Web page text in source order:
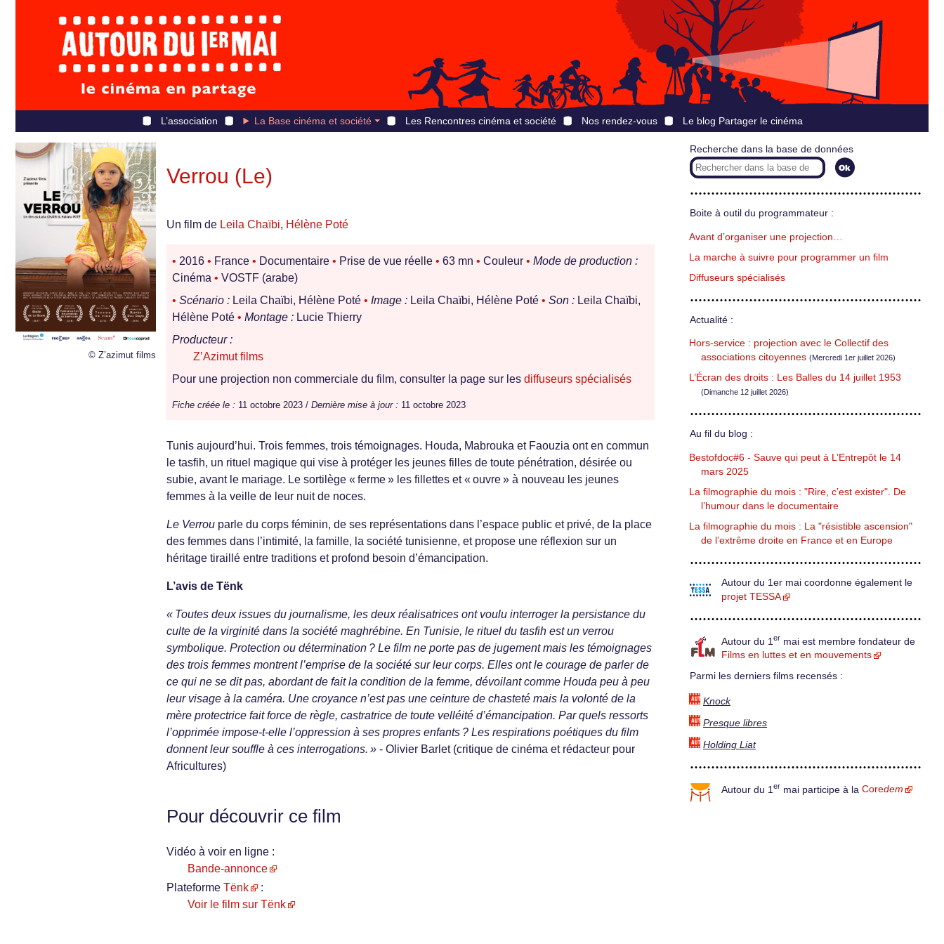
L’association La Base cinéma et société Les Rencontres cinéma et société Nos rendez-vous Le blog Partager le cinéma
© Z’azimut films
Verrou (Le)
Un film de Leila Chaïbi, Hélène Poté
• 2016 • France • Documentaire • Prise de vue réelle • 63 mn • Couleur • Mode de production :
Cinéma • VOSTF (arabe)
• Scénario : Leila Chaïbi, Hélène Poté • Image : Leila Chaïbi, Hélène Poté • Son : Leila Chaïbi,
Hélène Poté • Montage : Lucie Thierry
Producteur :
Z’Azimut films
Pour une projection non commerciale du film, consulter la page sur les diffuseurs spécialisés
Fiche créée le : 11 octobre 2023 / Dernière mise à jour : 11 octobre 2023
Tunis aujourd’hui. Trois femmes, trois témoignages. Houda, Mabrouka et Faouzia ont en commun
le tasfih, un rituel magique qui vise à protéger les jeunes filles de toute pénétration, désirée ou
subie, avant le mariage. Le sortilège « ferme » les fillettes et « ouvre » à nouveau les jeunes
femmes à la veille de leur nuit de noces.
Le Verrou parle du corps féminin, de ses représentations dans l’espace public et privé, de la place
des femmes dans l’intimité, la famille, la société tunisienne, et propose une réflexion sur un
héritage tiraillé entre traditions et profond besoin d’émancipation.
L’avis de Tënk
« Toutes deux issues du journalisme, les deux réalisatrices ont voulu interroger la persistance du
culte de la virginité dans la société maghrébine. En Tunisie, le rituel du tasfih est un verrou
symbolique. Protection ou détermination ? Le film ne porte pas de jugement mais les témoignages
des trois femmes montrent l’emprise de la société sur leur corps. Elles ont le courage de parler de
ce qui ne se dit pas, abordant de fait la condition de la femme, dévoilant comme Houda peu à peu
leur visage à la caméra. Une croyance n’est pas une ceinture de chasteté mais la volonté de la
mère protectrice fait force de règle, castratrice de toute velléité d’émancipation. Par quels ressorts
l’opprimée impose-t-elle l’oppression à ses propres enfants ? Les respirations poétiques du film
donnent leur souffle à ces interrogations. » - Olivier Barlet (critique de cinéma et rédacteur pour
Africultures)
Pour découvrir ce film
Vidéo à voir en ligne :
Bande-annonce
Plateforme Tënk
:
Voir le film sur Tënk
Recherche dans la base de données
Boite à outil du programmateur :
Avant d’organiser une projection…
La marche à suivre pour programmer un film
Diffuseurs spécialisés
Actualité :
Hors-service : projection avec le Collectif des
associations citoyennes (Mercredi 1er juillet 2026)
L’Écran des droits : Les Balles du 14 juillet 1953
(Dimanche 12 juillet 2026)
Au fil du blog :
Bestofdoc#6 - Sauve qui peut à L’Entrepôt le 14
mars 2025
La filmographie du mois : "Rire, c’est exister". De
l’humour dans le documentaire
La filmographie du mois : La "résistible ascension"
de l’extrême droite en France et en Europe
Autour du 1er mai coordonne également le
projet TESSA
Autour du 1 er mai est membre fondateur de
Films en luttes et en mouvements
Parmi les derniers films recensés :
Knock
Presque libres
Holding Liat
Autour du 1 er mai participe à la Coredem